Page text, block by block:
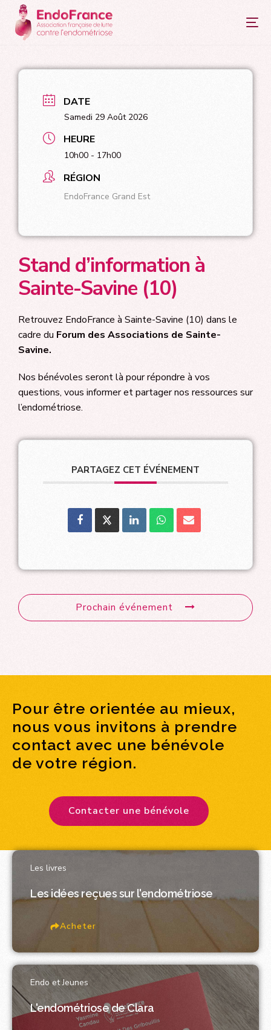
principal
Stand d’information à
Sainte-Savine (10)
Retrouvez EndoFrance à Sainte-Savine (10) dans le
cadre du Forum des Associations de Sainte-
Savine.
Nos bénévoles seront là pour répondre à vos
questions, vous informer et partager nos ressources sur
l’endométriose.
DATE
Samedi 29 Août 2026
HEURE
10h00 - 17h00
RÉGION
EndoFrance Grand Est
PARTAGEZ CET ÉVÉNEMENT
Prochain événement
Pour être orientée au mieux,
nous vous invitons à prendre
contact avec une bénévole
de votre région.
Contacter une bénévole
Les livres
Les idées reçues sur l'endométriose
Acheter
Endo et Jeunes
L'endométriose de Clara